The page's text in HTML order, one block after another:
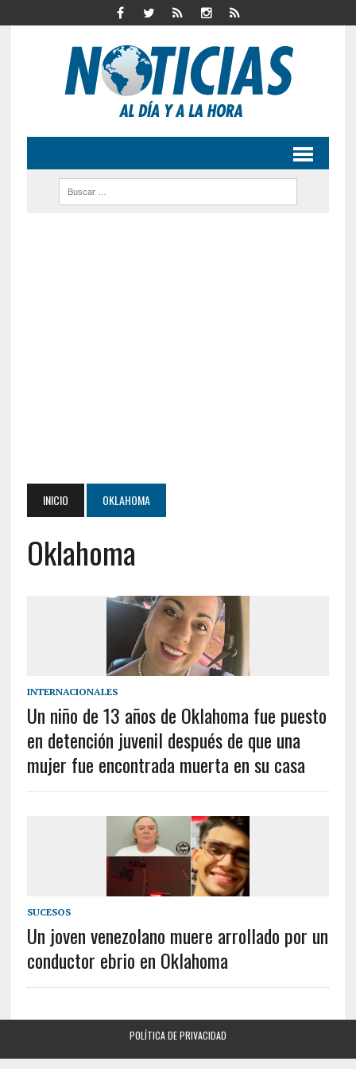
INICIO OKLAHOMA
Oklahoma
INTERNACIONALES
Un niño de 13 años de Oklahoma fue puesto
en detención juvenil después de que una
mujer fue encontrada muerta en su casa
SUCESOS
Un joven venezolano muere arrollado por un
conductor ebrio en Oklahoma
POLÍTICA DE PRIVACIDAD